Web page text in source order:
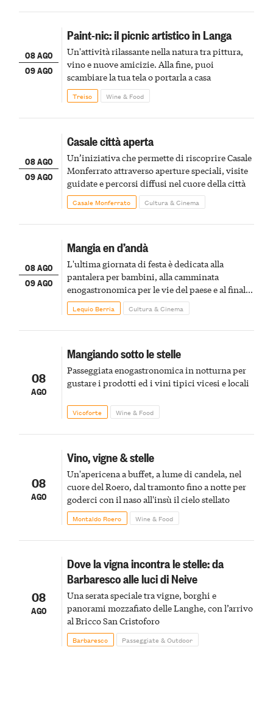
08 AGO
09 AGO
Paint-nic: il picnic artistico in Langa
Un'attività rilassante nella natura tra pittura,
vino e nuove amicizie. Alla fine, puoi
scambiare la tua tela o portarla a casa
Treiso Wine & Food
08 AGO
09 AGO
Casale città aperta
Un’iniziativa che permette di riscoprire Casale
Monferrato attraverso aperture speciali, visite
guidate e percorsi diffusi nel cuore della città
Casale Monferrato Cultura & Cinema
08 AGO
09 AGO
Mangia en d’andà
L'ultima giornata di festa è dedicata alla
pantalera per bambini, alla camminata
enogastronomica per le vie del paese e al finale
pirotecnico
Lequio Berria Cultura & Cinema
08
AGO
Mangiando sotto le stelle
Passeggiata enogastronomica in notturna per
gustare i prodotti ed i vini tipici vicesi e locali
Vicoforte Wine & Food
08
AGO
Vino, vigne & stelle
Un'apericena a buffet, a lume di candela, nel
cuore del Roero, dal tramonto fino a notte per
goderci con il naso all'insù il cielo stellato
Montaldo Roero Wine & Food
08
AGO
Dove la vigna incontra le stelle: da
Barbaresco alle luci di Neive
Una serata speciale tra vigne, borghi e
panorami mozzafiato delle Langhe, con l’arrivo
al Bricco San Cristoforo
Barbaresco Passeggiate & Outdoor